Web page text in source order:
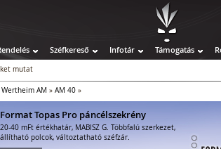
Széfkereső Infotár Támogatás
mutat
Wertheim AM » AM 40 »
Format Topas Pro páncélszekrény
20-40 mFt értékhatár, MABISZ G. Többfalú szerkezet,
állítható polcok, változtatható széfzár.